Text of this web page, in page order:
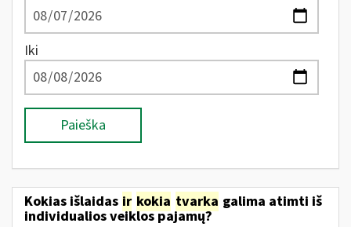
Iki
Paieška
Kokias išlaidas ir kokia tvarka galima atimti iš
individualios veiklos pajamų?